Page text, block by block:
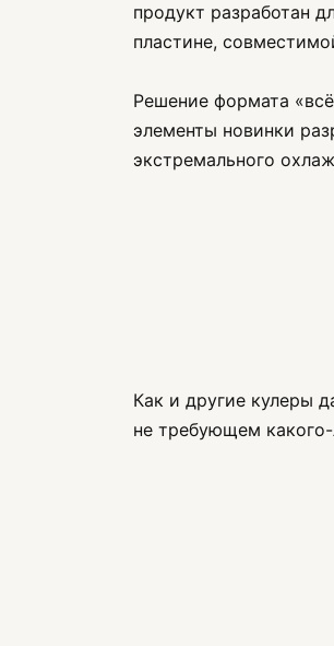
продукт разработан
пластине,
Решение формата
элементы новинки
экстремального
Как и другие кулеры
не требующем